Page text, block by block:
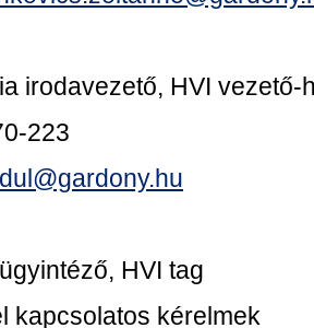
irodavezető, HVI vezető-
223
HVI tag
kapcsolatos kérelmek